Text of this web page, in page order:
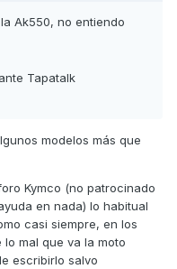
Ak550, no entiendo
Tapatalk
modelos más que
Kymco (no patrocinado
en nada) lo habitual
casi siempre, en los
mal que va la moto
escribirlo salvo